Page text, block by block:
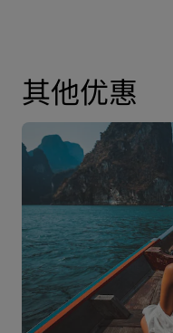
其他优惠